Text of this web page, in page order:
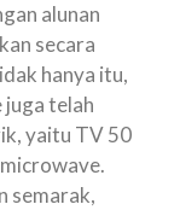
alunan
secara
hanya itu,
telah
yaitu TV 50
semarak,